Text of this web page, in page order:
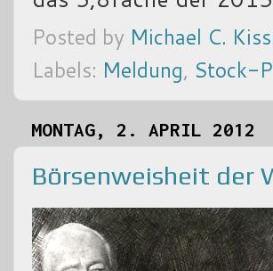
Posted by Michael C.
Labels: Meldung, Stock-
MONTAG, 2. APRIL 2012
Börsenweisheit der